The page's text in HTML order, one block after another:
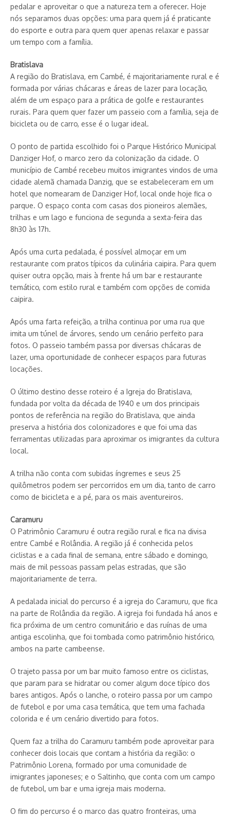
pedalar e aproveitar o que a natureza tem a oferecer. Hoje
nós separamos duas opções: uma para quem já é praticante
do esporte e outra para quem quer apenas relaxar e passar
um tempo com a família.
Bratislava
A região do Bratislava, em Cambé, é majoritariamente rural e é
formada por várias chácaras e áreas de lazer para locação,
além de um espaço para a prática de golfe e restaurantes
rurais. Para quem quer fazer um passeio com a família, seja de
bicicleta ou de carro, esse é o lugar ideal.
O ponto de partida escolhido foi o Parque Histórico Municipal
Danziger Hof, o marco zero da colonização da cidade. O
município de Cambé recebeu muitos imigrantes vindos de uma
cidade alemã chamada Danzig, que se estabeleceram em um
hotel que nomearam de Danziger Hof, local onde hoje fica o
parque. O espaço conta com casas dos pioneiros alemães,
trilhas e um lago e funciona de segunda a sexta-feira das
8h30 às 17h.
Após uma curta pedalada, é possível almoçar em um
restaurante com pratos típicos da culinária caipira. Para quem
quiser outra opção, mais à frente há um bar e restaurante
temático, com estilo rural e também com opções de comida
caipira.
Após uma farta refeição, a trilha continua por uma rua que
imita um túnel de árvores, sendo um cenário perfeito para
fotos. O passeio também passa por diversas chácaras de
lazer, uma oportunidade de conhecer espaços para futuras
locações.
O último destino desse roteiro é a Igreja do Bratislava,
fundada por volta da década de 1940 e um dos principais
pontos de referência na região do Bratislava, que ainda
preserva a história dos colonizadores e que foi uma das
ferramentas utilizadas para aproximar os imigrantes da cultura
local.
A trilha não conta com subidas íngremes e seus 25
quilômetros podem ser percorridos em um dia, tanto de carro
como de bicicleta e a pé, para os mais aventureiros.
Caramuru
O Patrimônio Caramuru é outra região rural e fica na divisa
entre Cambé e Rolândia. A região já é conhecida pelos
ciclistas e a cada final de semana, entre sábado e domingo,
mais de mil pessoas passam pelas estradas, que são
majoritariamente de terra.
A pedalada inicial do percurso é a igreja do Caramuru, que fica
na parte de Rolândia da região. A igreja foi fundada há anos e
fica próxima de um centro comunitário e das ruínas de uma
antiga escolinha, que foi tombada como patrimônio histórico,
ambos na parte cambeense.
O trajeto passa por um bar muito famoso entre os ciclistas,
que param para se hidratar ou comer algum doce típico dos
bares antigos. Após o lanche, o roteiro passa por um campo
de futebol e por uma casa temática, que tem uma fachada
colorida e é um cenário divertido para fotos.
Quem faz a trilha do Caramuru também pode aproveitar para
conhecer dois locais que contam a história da região: o
Patrimônio Lorena, formado por uma comunidade de
imigrantes japoneses; e o Saltinho, que conta com um campo
de futebol, um bar e uma igreja mais moderna.
O fim do percurso é o marco das quatro fronteiras, uma